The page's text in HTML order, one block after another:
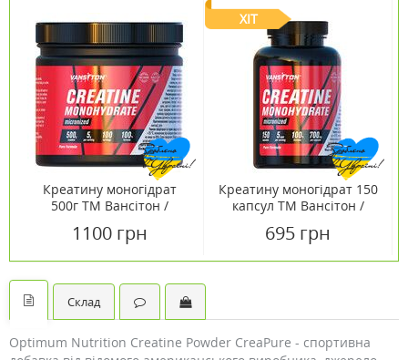
Креатину моногідрат
500г ТМ Вансітон /
1100 грн
ХІТ
Креатину моногідрат 150
капсул ТМ Вансітон /
695 грн
Склад
Optimum Nutrition Creatine Powder CreaPure - спортивна